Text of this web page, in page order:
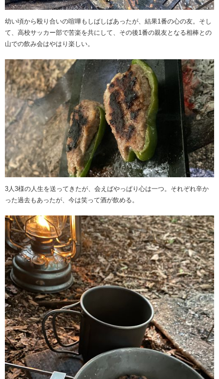
幼い頃から殴り合いの喧嘩もしばしばあったが、結果1番の心の友。そし
て、高校サッカー部で苦楽を共にして、その後1番の親友となる相棒との
山での飲み会はやはり楽しい。
3人3様の人生を送ってきたが、会えばやっぱり心は一つ。それぞれ辛か
った過去もあったが、今は笑って酒が飲める。